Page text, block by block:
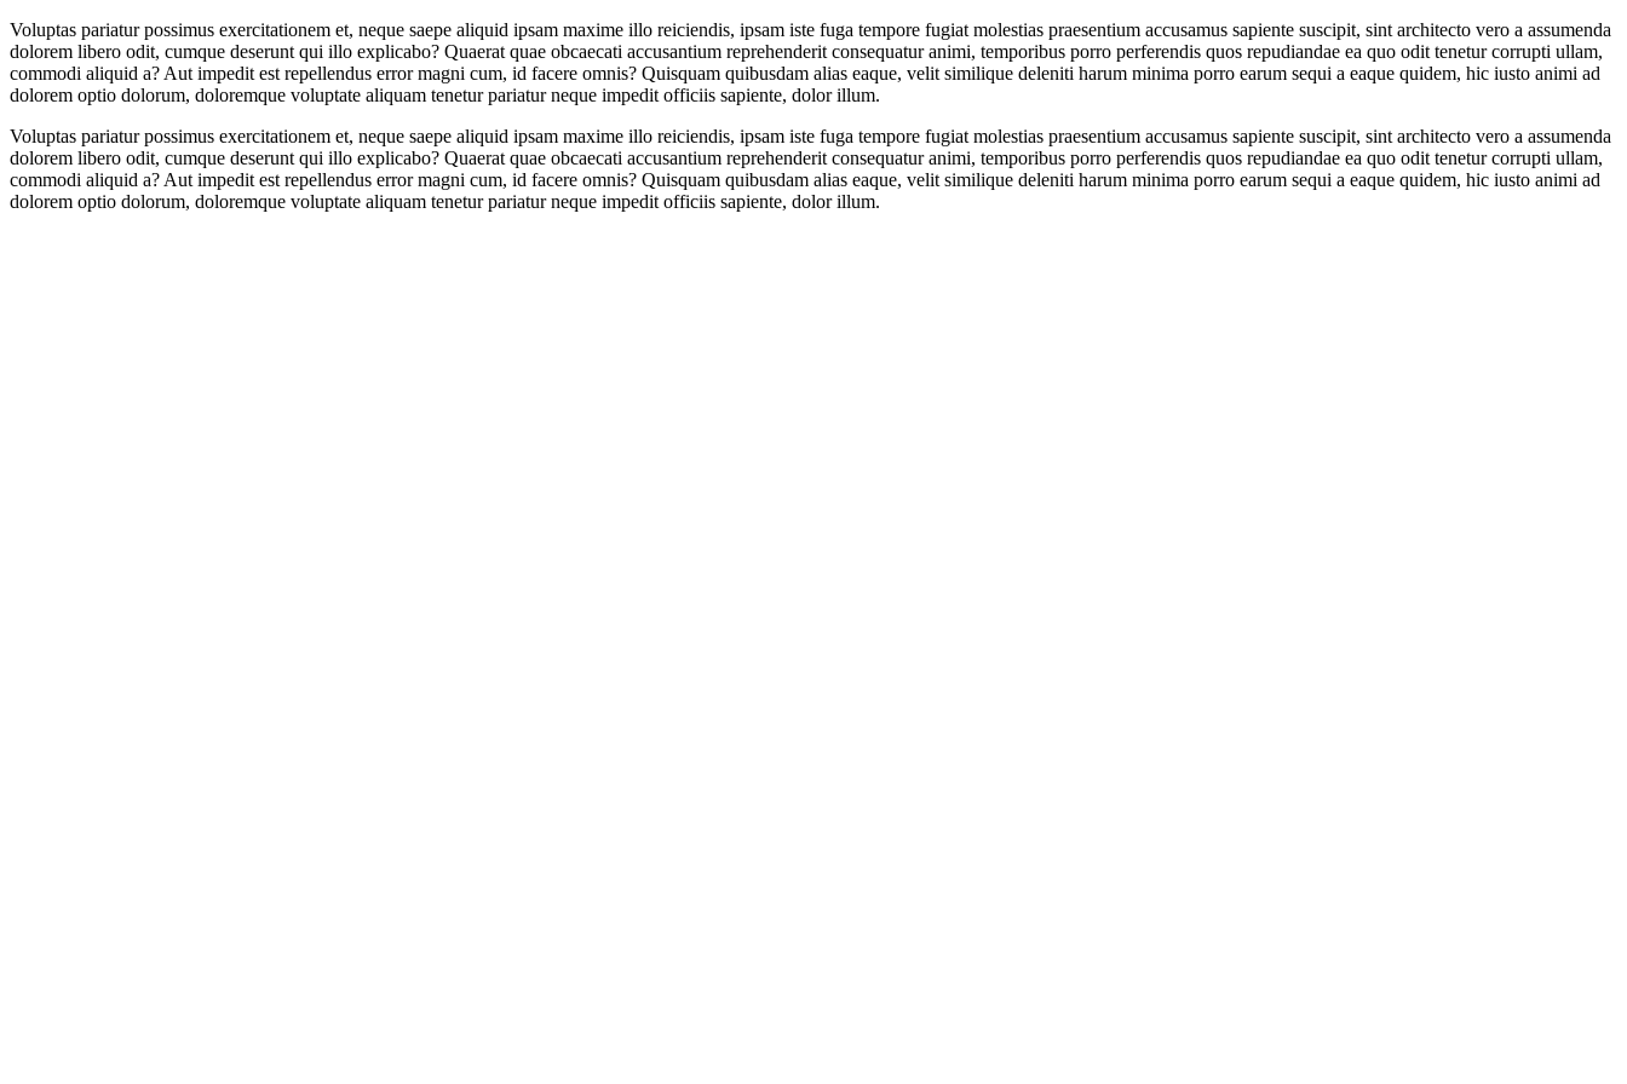
Voluptas pariatur possimus exercitationem et, neque saepe aliquid ipsam maxime illo reiciendis, ipsam iste fuga tempore fugiat molestias praesentium accusamus sapiente suscipit, sint architecto vero a assumenda
dolorem libero odit, cumque deserunt qui illo explicabo? Quaerat quae obcaecati accusantium reprehenderit consequatur animi, temporibus porro perferendis quos repudiandae ea quo odit tenetur corrupti ullam,
commodi aliquid a? Aut impedit est repellendus error magni cum, id facere omnis? Quisquam quibusdam alias eaque, velit similique deleniti harum minima porro earum sequi a eaque quidem, hic iusto animi ad
dolorem optio dolorum, doloremque voluptate aliquam tenetur pariatur neque impedit officiis sapiente, dolor illum.
Voluptas pariatur possimus exercitationem et, neque saepe aliquid ipsam maxime illo reiciendis, ipsam iste fuga tempore fugiat molestias praesentium accusamus sapiente suscipit, sint architecto vero a assumenda
dolorem libero odit, cumque deserunt qui illo explicabo? Quaerat quae obcaecati accusantium reprehenderit consequatur animi, temporibus porro perferendis quos repudiandae ea quo odit tenetur corrupti ullam,
commodi aliquid a? Aut impedit est repellendus error magni cum, id facere omnis? Quisquam quibusdam alias eaque, velit similique deleniti harum minima porro earum sequi a eaque quidem, hic iusto animi ad
dolorem optio dolorum, doloremque voluptate aliquam tenetur pariatur neque impedit officiis sapiente, dolor illum.